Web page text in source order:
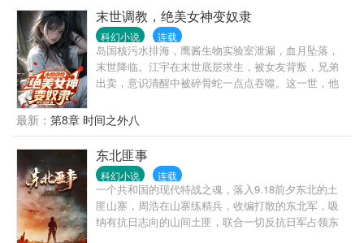
笑容邪魅：“狼崽子，变成你最讨厌的吸血鬼的滋味如
何？”贴身侍卫单膝跪地表情虔诚：“主子若是想要回这
江山，得让奴才满意才行啊。”……霜羽很无奈，霜羽
很烦躁，谁来告诉他，他辛辛苦苦做任务，最终引渡
的灵魂都去哪了？！修罗王笑容徇烂对他勾勾
手：“羽，你是在找他们吗？乖，到我怀里来，灵魂都
末世调教，绝美女神变奴隶
科幻小说 连载
岛国核污水排海，鹰酱生物实验室泄漏，血月坠落，
末世降临。江宇在末世底层求生，被女友背叛，兄弟
出卖，意识清醒中被碎骨蛇一点点吞噬。这一世，他
蚩尤护卫，杀穿末日。很多很多很多女主，不喜勿
入。曾经遥不可及的富家千金为他建立庇护所，娇艳
姐妹跪求收下女子军团。小萝莉带着嫁妆求收留，嫁
妆不多，一个城市而已......
最新： 第8章 时间之外八
东北匪事
科幻小说 连载
一个共和国的现代特战之魂，落入9.18前夕东北的土
匪山寨，周浩在山寨练精兵，收编打散的东北军，吸
纳有抗日志向的山间土匪，联合一切反抗日军占领东